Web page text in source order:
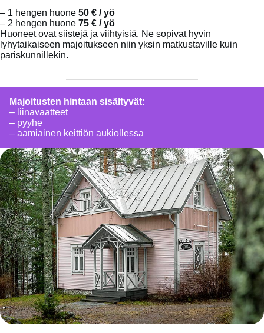
– 1 hengen huone 50 € / yö
– 2 hengen huone 75 € / yö
Huoneet ovat siistejä ja viihtyisiä. Ne sopivat hyvin
lyhytaikaiseen majoitukseen niin yksin matkustaville kuin
pariskunnillekin.
Majoitusten hintaan sisältyvät:
– liinavaatteet
– pyyhe
– aamiainen keittiön aukiollessa